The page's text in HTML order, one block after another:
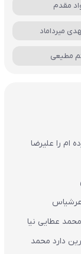
مقدم
میرداماد
مطیعی
ام را علیرضا
عطایی نیا
دارد محمد